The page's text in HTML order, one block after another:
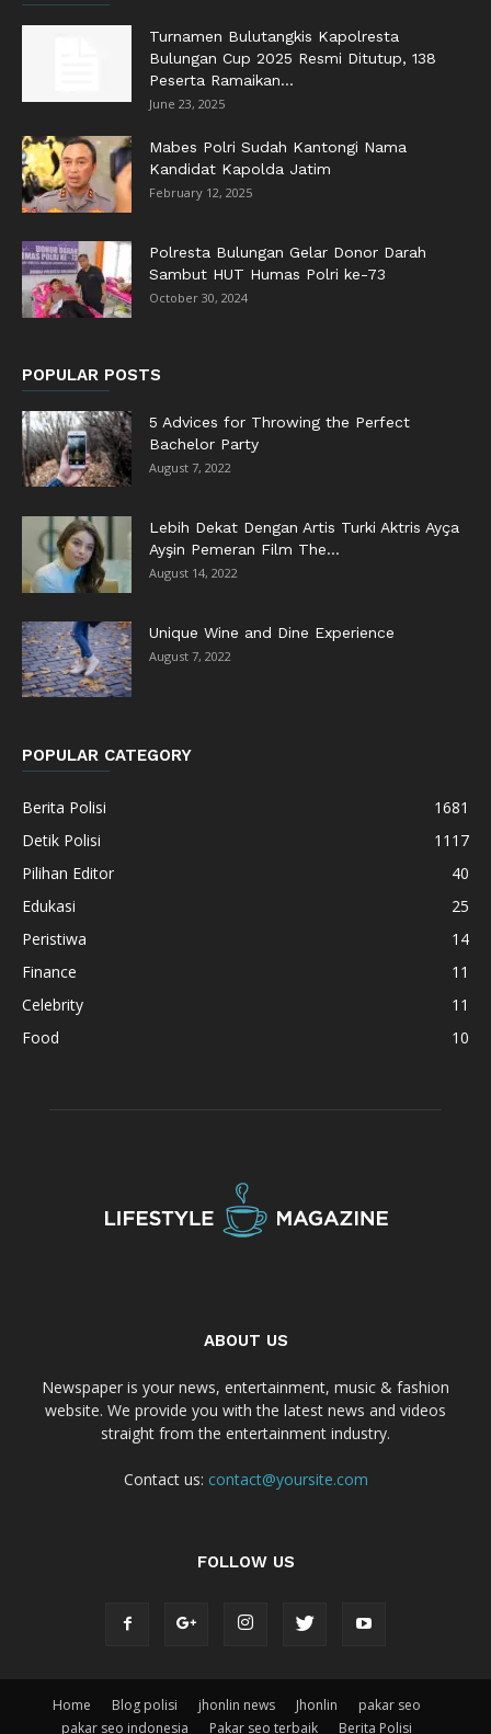
Turnamen Bulutangkis Kapolresta
Bulungan Cup 2025 Resmi Ditutup, 138
Peserta Ramaikan...
June 23, 2025
Mabes Polri Sudah Kantongi Nama
Kandidat Kapolda Jatim
February 12, 2025
Polresta Bulungan Gelar Donor Darah
Sambut HUT Humas Polri ke-73
October 30, 2024
POPULAR POSTS
5 Advices for Throwing the Perfect
Bachelor Party
August 7, 2022
Lebih Dekat Dengan Artis Turki Aktris Ayça
Ayşin Pemeran Film The...
August 14, 2022
Unique Wine and Dine Experience
August 7, 2022
POPULAR CATEGORY
Berita Polisi
1681
Detik Polisi
1117
Pilihan Editor
40
Edukasi
25
Peristiwa
14
Finance
11
Celebrity
11
Food
10
ABOUT US
Newspaper is your news, entertainment, music & fashion
website. We provide you with the latest news and videos
straight from the entertainment industry.
Contact us: contact@yoursite.com
FOLLOW US
Home Blog polisi jhonlin news Jhonlin
pakar seo
pakar seo indonesia
Pakar seo terbaik Berita Polisi